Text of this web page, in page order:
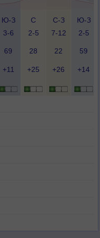
Ю-З
3-6
С
2-5
С-З
7-12
Ю-З
2-5
69 28 22 59
+11 +25 +26 +14